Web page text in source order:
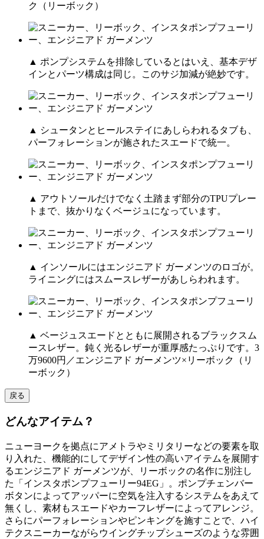
ク（リーボック）
▲ ポンプシステムを排除しているとはいえ、基本デザ
インとパーツ構成は同じ。このサジ加減が絶妙です。
▲ シュータンとヒールステイにあしらわれるタブも、
パーフォレーションが施されたスエードで統一。
▲ アウトソールだけでなく土踏まず部分のTPUプレー
トまで、抜かりなくベージュになっています。
▲ インソールにはエンジニアド ガーメンツのロゴが。
ライニングにはスムースレザーがあしらわれます。
▲ ベージュスエードとともに展開されるブラックスム
ースレザー。鈍く光るレザーが重厚感たっぷりです。3
万9600円／エンジニアド ガーメンツ×リーボック（リ
ーボック）
戻る
どんなアイテム？
ニューヨークを拠点にアメトラやミリタリーなどの要素を取
り入れた、機能的にしてデザイン性の高いアイテムを展開す
るエンジニアド ガーメンツが、リーボックの名作に別注し
た「インスタポンプフューリー94EG」。ポンプチェンバー
ボタンによってアッパーに空気を注入するシステムをあえて
無くし、素材もスエードやカーフレザーによってアレンジ。
さらにパーフォレーションやピンキングを施すことで、ハイ
テクスニーカーながらウイングチップシューズのような雰囲